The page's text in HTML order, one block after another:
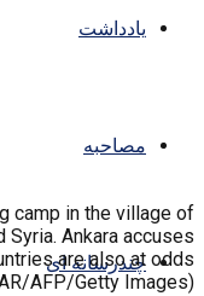
یادداشت
مصاحبه
چندرسانه ای
camp in the village of
Ankara accuses
are also at odds
AFP/Getty Images)